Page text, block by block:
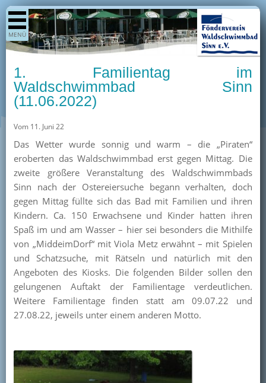
MENÜ
Shop
Aktuelles
Termine
Berichte
Kurse
Kioskangebote
Unterstützer
Team
Pressearchiv
Mitglied werden
1. Familientag im
Waldschwimmbad Sinn
(11.06.2022)
Vom 11. Juni 22
Das Wetter wurde sonnig und warm – die „Piraten“
eroberten das Waldschwimmbad erst gegen Mittag. Die
zweite größere Veranstaltung des Waldschwimmbads
Sinn nach der Ostereiersuche begann verhalten, doch
gegen Mittag füllte sich das Bad mit Familien und ihren
Kindern. Ca. 150 Erwachsene und Kinder hatten ihren
Spaß im und am Wasser – hier sei besonders die Mithilfe
von „MiddeimDorf“ mit Viola Metz erwähnt – mit Spielen
und Schatzsuche, mit Rätseln und natürlich mit den
Angeboten des Kiosks. Die folgenden Bilder sollen den
gelungenen Auftakt der Familientage verdeutlichen.
Weitere Familientage finden statt am 09.07.22 und
27.08.22, jeweils unter einem anderen Motto.